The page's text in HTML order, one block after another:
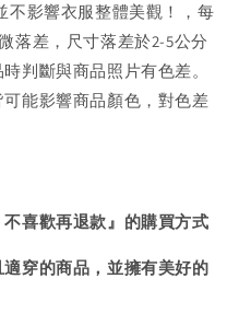
不影響衣服整體美觀！，每
落差，尺寸落差於2-5公分
判斷與商品照片有色差。
能影響商品顏色，對色差
喜歡再退款』的購買方式
穿的商品，並擁有美好的